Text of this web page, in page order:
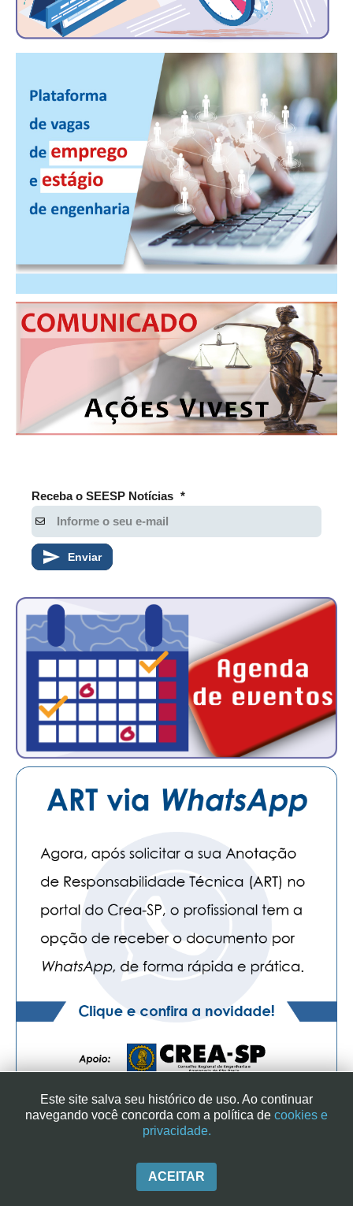
AGENDA
SEESP NOTÍCIAS
FOTOS
PUBLICAÇÕES
PUBLICIDADE
MANUAL DE REDAÇÃO
ASSOCIE-SE
ATUALIZAÇÃO CADASTRAL
NÚCLEO JOVEM
Receba o SEESP Notícias *
Enviar
SINDICATO DOS ENGENHEIROS NO ESTADO DE SÃO PAULO
|+ 55 (11) 3113-2600
Este site salva seu histórico de uso. Ao continuar
navegando você concorda com a política de cookies e
privacidade.
ACEITAR